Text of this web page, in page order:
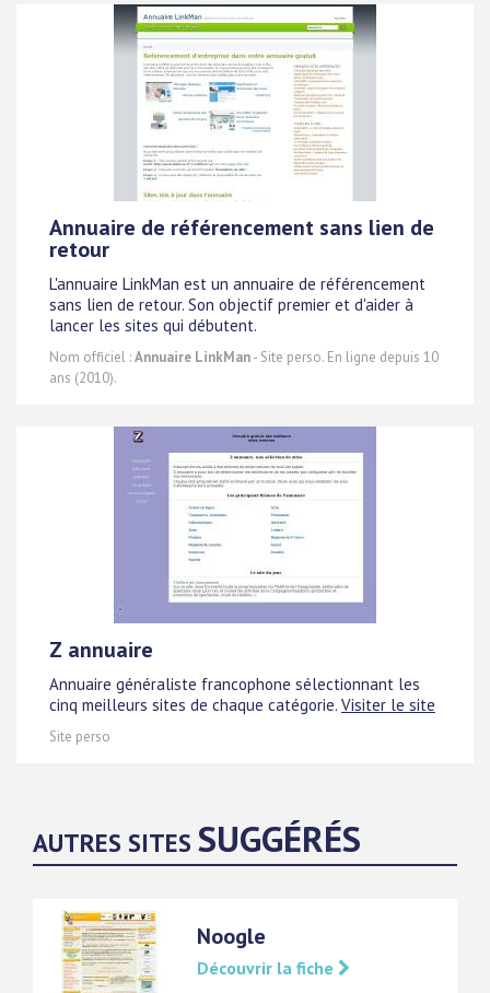
Annuaire de référencement sans lien de
retour
L'annuaire LinkMan est un annuaire de référencement
sans lien de retour. Son objectif premier et d'aider à
lancer les sites qui débutent.
Nom officiel :Annuaire LinkMan- Site perso. En ligne depuis 10
ans (2010).
Z annuaire
Annuaire généraliste francophone sélectionnant les
cinq meilleurs sites de chaque catégorie. Visiter le site
Site perso
AUTRES SITES SUGGÉRÉS
Noogle
Découvrir la fiche